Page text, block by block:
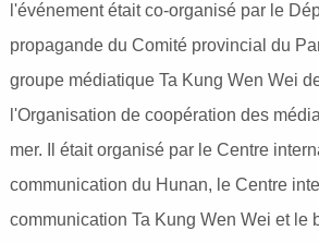
l'événement était co-organisé par le
propagande du Comité provincial du
groupe médiatique Ta Kung Wen Wei
l'Organisation de coopération des
mer. Il était organisé par le Centre
communication du Hunan, le Centre
communication Ta Kung Wen Wei et le